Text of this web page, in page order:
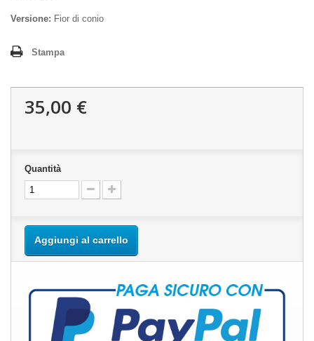
Versione: Fior di conio
Stampa
35,00 €
Quantità
Aggiungi al carrello